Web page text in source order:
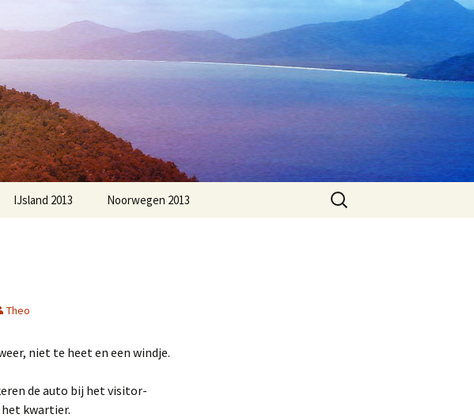
IJsland 2013 Noorwegen 2013
Zoeken
naar:
Theo
niet te heet en een windje.
de auto bij het visitor-
kwartier.